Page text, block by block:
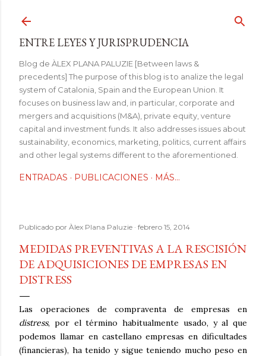
ENTRE LEYES Y JURISPRUDENCIA
Blog de ÀLEX PLANA PALUZIE [Between laws &
precedents] The purpose of this blog is to analize the legal
system of Catalonia, Spain and the European Union. It
focuses on business law and, in particular, corporate and
mergers and acquisitions (M&A), private equity, venture
capital and investment funds. It also addresses issues about
sustainability, economics, marketing, politics, current affairs
and other legal systems different to the aforementioned.
ENTRADAS PUBLICACIONES MÁS…
Publicado por Àlex Plana Paluzie febrero 15, 2014
MEDIDAS PREVENTIVAS A LA RESCISIÓN
DE ADQUISICIONES DE EMPRESAS EN
DISTRESS
Las operaciones de compraventa de empresas en
distress, por el término habitualmente usado, y al que
podemos llamar en castellano empresas en dificultades
(financieras), ha tenido y sigue teniendo mucho peso en